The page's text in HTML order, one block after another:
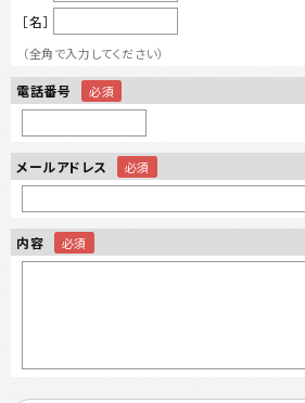
［名］
（全角で入力してください）
電話番号
メールアドレス
内容